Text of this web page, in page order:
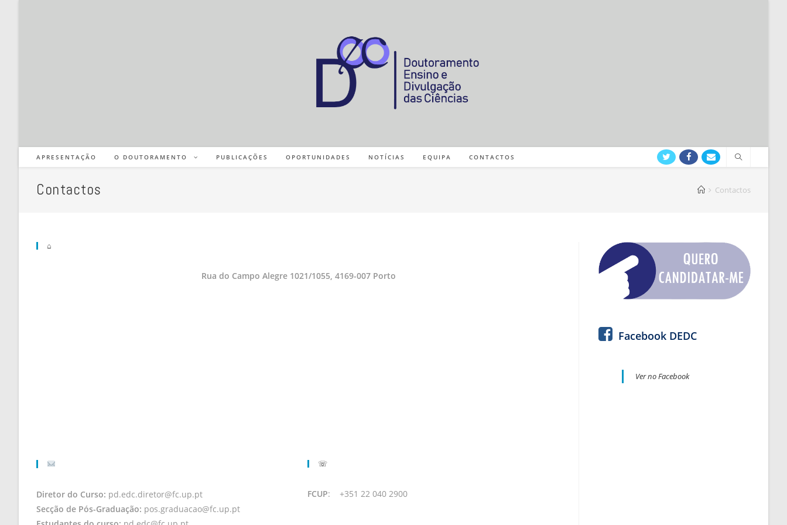
APRESENTAÇÃO O DOUTORAMENTO PUBLICAÇÕES OPORTUNIDADES NOTÍCIAS EQUIPA CONTACTOS
Contactos Contactos
⌂
Rua do Campo Alegre 1021/1055, 4169-007 Porto
Diretor do Curso: pd.edc.diretor@fc.up.pt
Secção de Pós-Graduação: pos.graduacao@fc.up.pt
☏
FCUP: +351 22 040 2900
Facebook DEDC
Ver no Facebook